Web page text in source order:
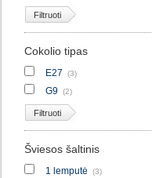
Filtruoti
Cokolio tipas
E27 (3)
G9 (2)
Filtruoti
Šviesos šaltinis
1 lemputė (3)